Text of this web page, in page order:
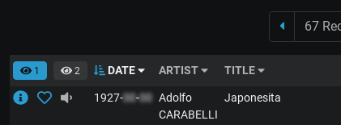
67
1 2 DATE ARTIST TITLE
1927-00-00 Adolfo
CARABELLI
Japonesita